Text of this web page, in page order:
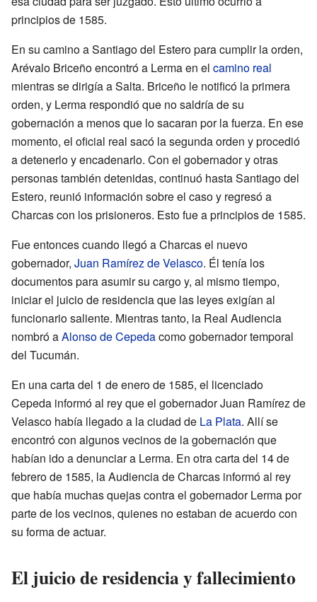
principios de 1585.
En su camino a Santiago del Estero para cumplir la orden,
Arévalo Briceño encontró a Lerma en el camino real
mientras se dirigía a Salta. Briceño le notificó la primera
orden, y Lerma respondió que no saldría de su
gobernación a menos que lo sacaran por la fuerza. En ese
momento, el oficial real sacó la segunda orden y procedió
a detenerlo y encadenarlo. Con el gobernador y otras
personas también detenidas, continuó hasta Santiago del
Estero, reunió información sobre el caso y regresó a
Charcas con los prisioneros. Esto fue a principios de 1585.
Fue entonces cuando llegó a Charcas el nuevo
gobernador, Juan Ramírez de Velasco. Él tenía los
documentos para asumir su cargo y, al mismo tiempo,
iniciar el juicio de residencia que las leyes exigían al
funcionario saliente. Mientras tanto, la Real Audiencia
nombró aAlonso de Cepedacomo gobernador temporal
del Tucumán.
En una carta del 1 de enero de 1585, el licenciado
Cepeda informó al rey que el gobernador Juan Ramírez de
Velasco había llegado a la ciudad de La Plata. Allí se
encontró con algunos vecinos de la gobernación que
habían ido a denunciar a Lerma. En otra carta del 14 de
febrero de 1585, la Audiencia de Charcas informó al rey
que había muchas quejas contra el gobernador Lerma por
parte de los vecinos, quienes no estaban de acuerdo con
su forma de actuar.
El juicio de residencia y fallecimiento